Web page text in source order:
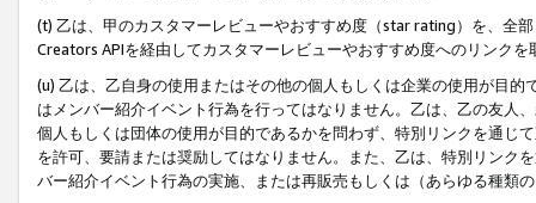
(t) 乙は、甲のカスタマーレビューやおすすめ度（star rating）を、全
Creators APIを経由してカスタマーレビューやおすすめ度へのリンクを
(u) 乙は、乙自身の使用またはその他の個人もしくは企業の使用が目
はメンバー紹介イベント行為を行ってはなりません。乙は、乙の友人
個人もしくは団体の使用が目的であるかを問わず、特別リンクを通じ
を許可、要請または奨励してはなりません。また、乙は、特別リンク
バー紹介イベント行為の実施、または再販売もしくは（あらゆる種類